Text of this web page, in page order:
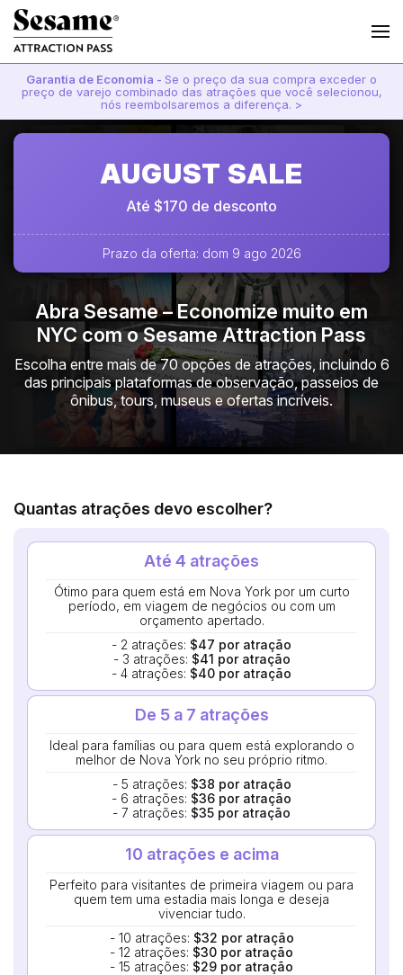
Garantia de Economia - Se o preço da sua compra exceder o
preço de varejo combinado das atrações que você selecionou,
nós reembolsaremos a diferença. >
AUGUST SALE
Até $170 de desconto
Prazo da oferta: dom 9 ago 2026
Abra Sesame – Economize muito em
NYC com o Sesame Attraction Pass
Escolha entre mais de 70 opções de atrações, incluindo 6
das principais plataformas de observação, passeios de
ônibus, tours, museus e ofertas incríveis.
Quantas atrações devo escolher?
Até 4 atrações
Ótimo para quem está em Nova York por um curto
período, em viagem de negócios ou com um
orçamento apertado.
- 2 atrações: $47 por atração
- 3 atrações: $41 por atração
- 4 atrações: $40 por atração
De 5 a 7 atrações
Ideal para famílias ou para quem está explorando o
melhor de Nova York no seu próprio ritmo.
- 5 atrações: $38 por atração
- 6 atrações: $36 por atração
- 7 atrações: $35 por atração
10 atrações e acima
Perfeito para visitantes de primeira viagem ou para
quem tem uma estadia mais longa e deseja
vivenciar tudo.
- 10 atrações: $32 por atração
- 12 atrações: $30 por atração
- 15 atrações: $29 por atração